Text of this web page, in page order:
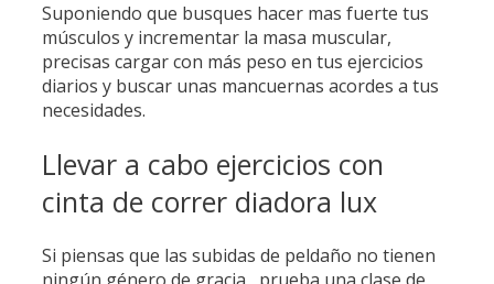
Suponiendo que busques hacer mas fuerte tus
músculos y incrementar la masa muscular,
precisas cargar con más peso en tus ejercicios
diarios y buscar unas mancuernas acordes a tus
necesidades.
Llevar a cabo ejercicios con
cinta de correr diadora lux
Si piensas que las subidas de peldaño no tienen